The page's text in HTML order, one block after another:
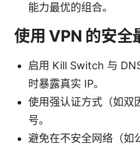
能力最优的组合。
使用 VPN 的安全
启用 Kill Switch 与
时暴露真实 IP。
使用强认证方式（如双
号。
避免在不安全网络（如